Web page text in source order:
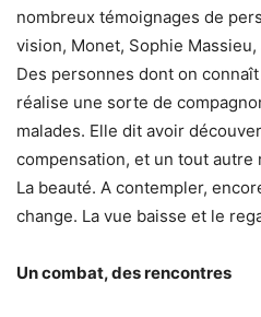
nombreux témoignages de
vision, Monet, Sophie
Des personnes dont on
réalise une sorte de
malades. Elle dit avoir
compensation, et un tout autre
La beauté. A contempler,
change. La vue baisse et le
Un combat, des rencontres